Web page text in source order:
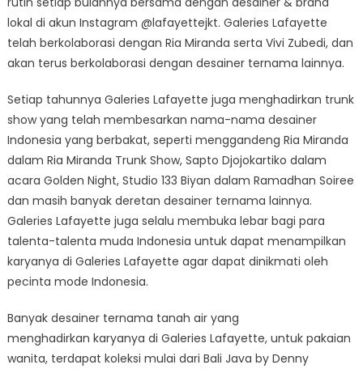
lokal di akun Instagram @lafayettejkt. Galeries Lafayette
telah berkolaborasi dengan Ria Miranda serta Vivi Zubedi, dan
akan terus berkolaborasi dengan desainer ternama lainnya.
Setiap tahunnya Galeries Lafayette juga menghadirkan trunk
show yang telah membesarkan nama-nama desainer
Indonesia yang berbakat, seperti menggandeng Ria Miranda
dalam Ria Miranda Trunk Show, Sapto Djojokartiko dalam
acara Golden Night, Studio 133 Biyan dalam Ramadhan Soiree
dan masih banyak deretan desainer ternama lainnya.
Galeries Lafayette juga selalu membuka lebar bagi para
talenta-talenta muda Indonesia untuk dapat menampilkan
karyanya di Galeries Lafayette agar dapat dinikmati oleh
pecinta mode Indonesia.
Banyak desainer ternama tanah air yang
menghadirkan karyanya di Galeries Lafayette, untuk pakaian
wanita, terdapat koleksi mulai dari Bali Java by Denny